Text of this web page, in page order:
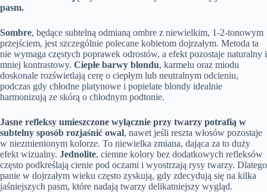
pasm.
Sombre, będące subtelną odmianą ombre z niewielkim, 1-2-tonowym
przejściem, jest szczególnie polecane kobietom dojrzałym. Metoda ta
nie wymaga częstych poprawek odrostów, a efekt pozostaje naturalny i
mniej kontrastowy. Ciepłe barwy blondu, karmelu oraz miodu
doskonale rozświetlają cerę o ciepłym lub neutralnym odcieniu,
podczas gdy chłodne platynowe i popielate blondy idealnie
harmonizują ze skórą o chłodnym podtonie.
Jasne refleksy umieszczone wyłącznie przy twarzy potrafią w
subtelny sposób rozjaśnić owal, nawet jeśli reszta włosów pozostaje
w niezmienionym kolorze. To niewielka zmiana, dająca za to duży
efekt wizualny. Jednolite, ciemne kolory bez dodatkowych refleksów
często podkreślają cienie pod oczami i wyostrzają rysy twarzy. Dlatego
panie w dojrzałym wieku często zyskują, gdy zdecydują się na kilka
jaśniejszych pasm, które nadają twarzy delikatniejszy wygląd.